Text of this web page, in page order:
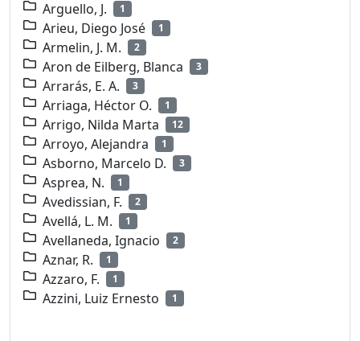
Arguello, J. 1
Arieu, Diego José 1
Armelin, J. M. 2
Aron de Eilberg, Blanca 3
Arrarás, E. A. 3
Arriaga, Héctor O. 1
Arrigo, Nilda Marta 12
Arroyo, Alejandra 1
Asborno, Marcelo D. 3
Asprea, N. 1
Avedissian, F. 2
Avellá, L. M. 1
Avellaneda, Ignacio 2
Aznar, R. 1
Azzaro, F. 1
Azzini, Luiz Ernesto 1